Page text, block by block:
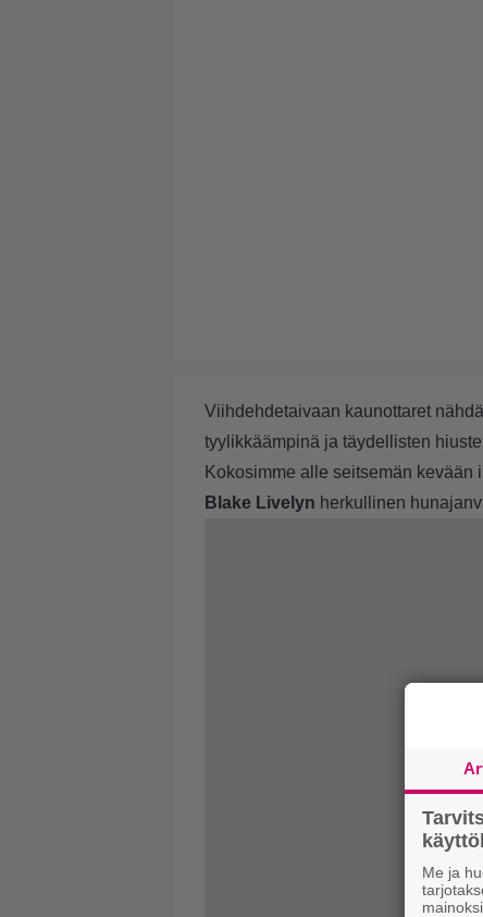
Viihdehdetaivaan kaunottaret
tyylikkäämpinä ja täydellisten
Kokosimme alle seitsemän
Blake Livelyn herkullinen
Me ja